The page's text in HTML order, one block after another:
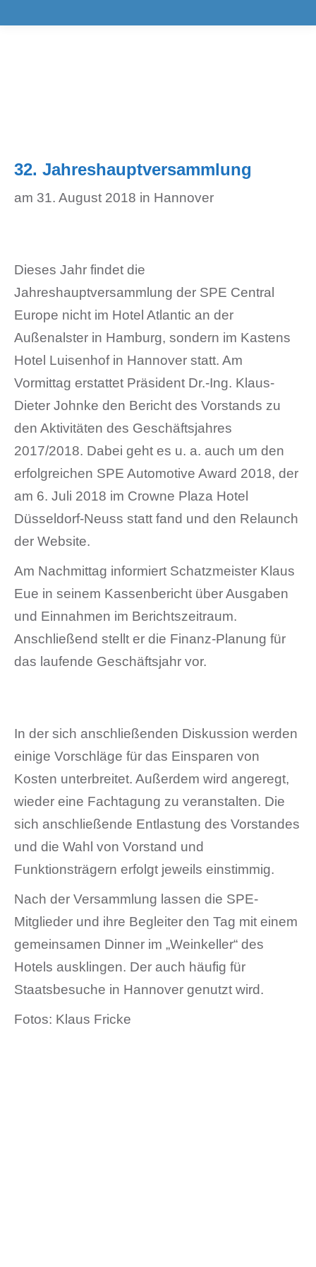
32. Jahreshauptversammlung
am 31. August 2018 in Hannover
Dieses Jahr findet die
Jahreshauptversammlung der SPE Central
Europe nicht im Hotel Atlantic an der
Außenalster in Hamburg, sondern im Kastens
Hotel Luisenhof in Hannover statt. Am
Vormittag erstattet Präsident Dr.-Ing. Klaus-
Dieter Johnke den Bericht des Vorstands zu
den Aktivitäten des Geschäftsjahres
2017/2018. Dabei geht es u. a. auch um den
erfolgreichen SPE Automotive Award 2018, der
am 6. Juli 2018 im Crowne Plaza Hotel
Düsseldorf-Neuss statt fand und den Relaunch
der Website.
Am Nachmittag informiert Schatzmeister Klaus
Eue in seinem Kassenbericht über Ausgaben
und Einnahmen im Berichtszeitraum.
Anschließend stellt er die Finanz-Planung für
das laufende Geschäftsjahr vor.
In der sich anschließenden Diskussion werden
einige Vorschläge für das Einsparen von
Kosten unterbreitet. Außerdem wird angeregt,
wieder eine Fachtagung zu veranstalten. Die
sich anschließende Entlastung des Vorstandes
und die Wahl von Vorstand und
Funktionsträgern erfolgt jeweils einstimmig.
Nach der Versammlung lassen die SPE-
Mitglieder und ihre Begleiter den Tag mit einem
gemeinsamen Dinner im „Weinkeller“ des
Hotels ausklingen. Der auch häufig für
Staatsbesuche in Hannover genutzt wird.
Fotos: Klaus Fricke